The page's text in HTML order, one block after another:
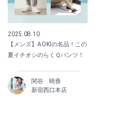
2025.08.10
【メンズ】AOKIの名品！この
夏イチオシのらくＱパンツ！
関谷 晴香
新宿西口本店